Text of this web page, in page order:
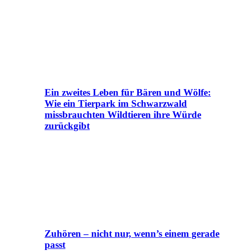
Ein zweites Leben für Bären und Wölfe:
Wie ein Tierpark im Schwarzwald
missbrauchten Wildtieren ihre Würde
zurückgibt
Zuhören – nicht nur, wenn’s einem gerade
passt